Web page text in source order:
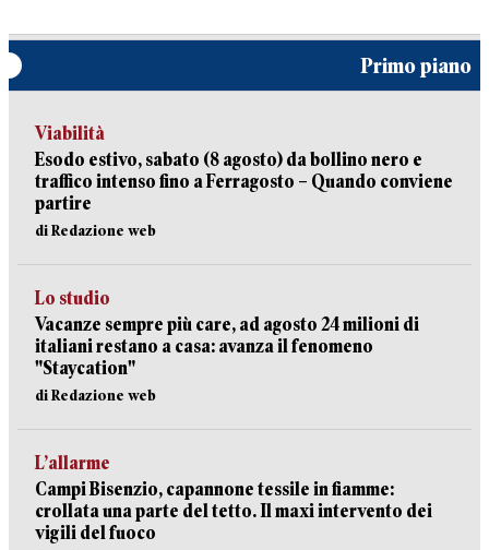
Primo piano
Viabilità
Esodo estivo, sabato (8 agosto) da bollino nero e
traffico intenso fino a Ferragosto – Quando conviene
partire
di Redazione web
Lo studio
Vacanze sempre più care, ad agosto 24 milioni di
italiani restano a casa: avanza il fenomeno
"Staycation"
di Redazione web
L’allarme
Campi Bisenzio, capannone tessile in fiamme:
crollata una parte del tetto. Il maxi intervento dei
vigili del fuoco